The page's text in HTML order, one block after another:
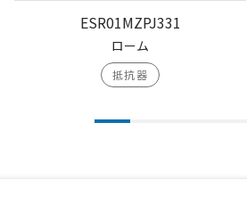
ESR01MZPJ331
ローム
抵抗器